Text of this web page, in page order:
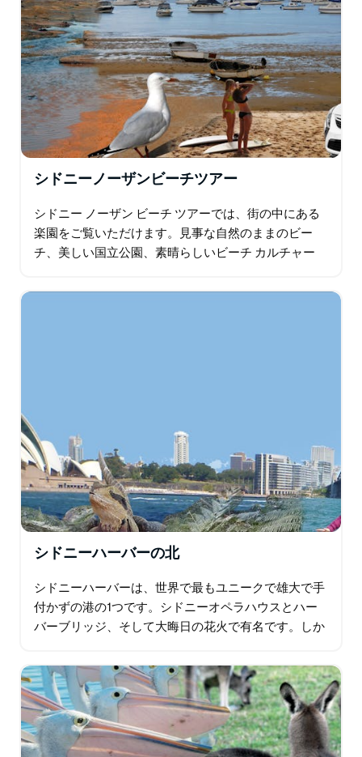
シドニーノーザンビーチツアー
シドニー ノーザン ビーチ ツアーでは、街の中にある
楽園をご覧いただけます。見事な自然のままのビー
チ、美しい国立公園、素晴らしいビーチ カルチャー
ン ビーチ ツアーは…
シドニーハーバーの北
シドニーハーバーは、世界で最もユニークで雄大で手
付かずの港の1つです。シドニーオペラハウスとハー
バーブリッジ、そして大晦日の花火で有名です。しか
1920年代のロックプールを訪れ…